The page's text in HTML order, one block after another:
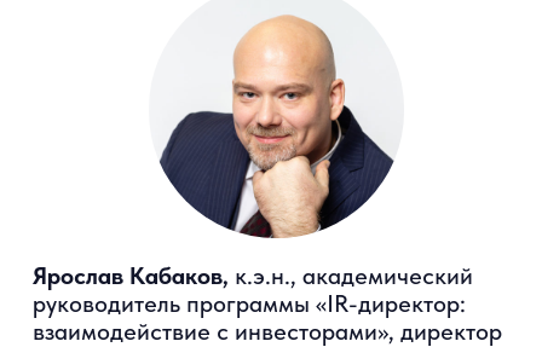
к.э.н., преподаватель ВШБ
НИУ ВШЭ, руководитель аналитического
отдела ИК РИКОМ-ТРАСТ
Эксперты и участники онлайн-
презентации обсудят: